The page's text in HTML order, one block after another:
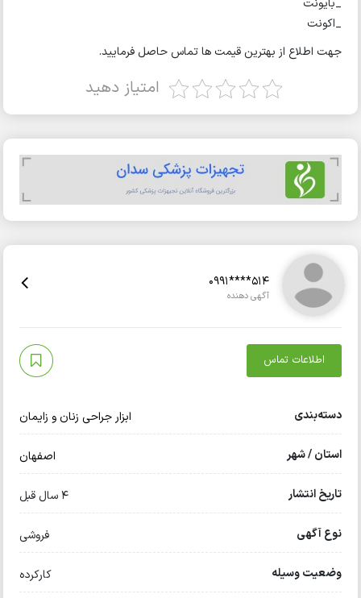
_بایونت
_اکونت
جهت اطلاع از بهترین قیمت ها تماس حاصل فرمایید.
امتیاز دهید
0991****514
آگهی دهنده
اطلاعات تماس
دسته‌بندی ابزار جراحی زنان و زایمان
استان / شهر اصفهان
تاریخ انتشار 4 سال قبل
نوع آگهی فروشی
وضعیت وسیله کارکرده